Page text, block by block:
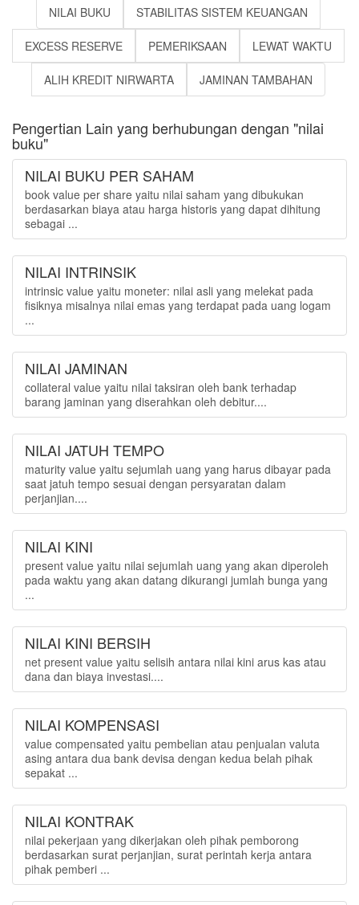
NILAI BUKU STABILITAS SISTEM KEUANGAN
EXCESS RESERVE PEMERIKSAAN LEWAT WAKTU
ALIH KREDIT NIRWARTA JAMINAN TAMBAHAN
Pengertian Lain yang berhubungan dengan "nilai
buku"
NILAI BUKU PER SAHAM
book value per share yaitu nilai saham yang dibukukan
berdasarkan biaya atau harga historis yang dapat dihitung
sebagai ...
NILAI INTRINSIK
intrinsic value yaitu moneter: nilai asli yang melekat pada
fisiknya misalnya nilai emas yang terdapat pada uang logam
...
NILAI JAMINAN
collateral value yaitu nilai taksiran oleh bank terhadap
barang jaminan yang diserahkan oleh debitur....
NILAI JATUH TEMPO
maturity value yaitu sejumlah uang yang harus dibayar pada
saat jatuh tempo sesuai dengan persyaratan dalam
perjanjian....
NILAI KINI
present value yaitu nilai sejumlah uang yang akan diperoleh
pada waktu yang akan datang dikurangi jumlah bunga yang
...
NILAI KINI BERSIH
net present value yaitu selisih antara nilai kini arus kas atau
dana dan biaya investasi....
NILAI KOMPENSASI
value compensated yaitu pembelian atau penjualan valuta
asing antara dua bank devisa dengan kedua belah pihak
sepakat ...
NILAI KONTRAK
nilai pekerjaan yang dikerjakan oleh pihak pemborong
berdasarkan surat perjanjian, surat perintah kerja antara
pihak pemberi ...